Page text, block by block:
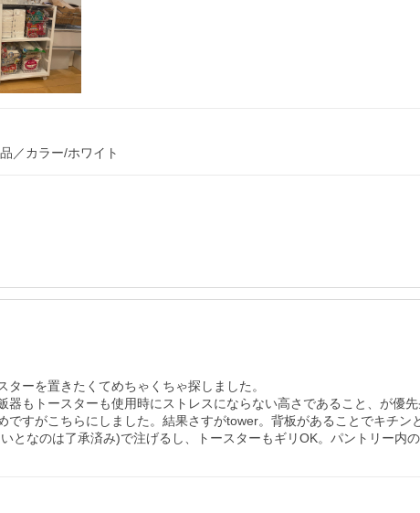
／カラー/ホワイト
ーを置きたくてめちゃくちゃ探しました。
器もトースターも使用時にストレスにならない高さであること、が優
ですがこちらにしました。結果さすがtower。背板があることでキチ
となのは了承済み)で注げるし、トースターもギリOK。パントリー内